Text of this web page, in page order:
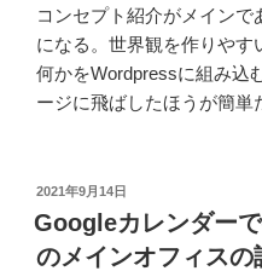
コンセプト紹介がメインで
になる。世界観を作りや
何かをWordpressに組み込
ージに飛ばしたほうが簡単
投
稿
日:
2021年9月14日
Googleカレンダー
のメインオフィスの